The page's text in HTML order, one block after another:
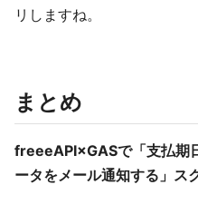
リしますね。
まとめ
freeeAPI×GASで「支払期
ータをメール通知する」ス